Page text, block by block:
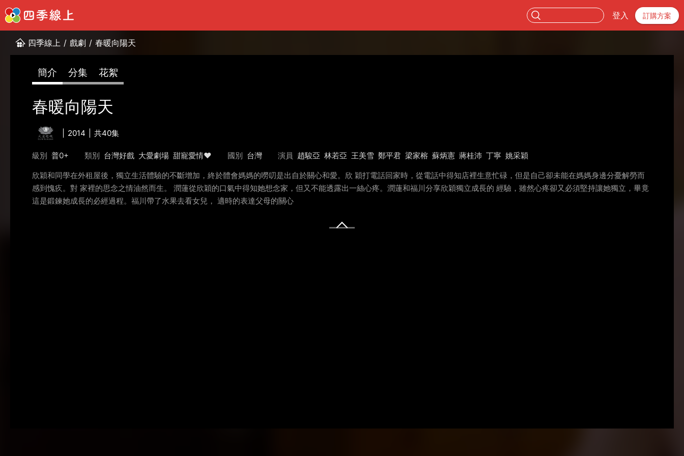
登入 訂購方案
四季線上 / 戲劇 / 春暖向陽天
簡介 分集 花絮
春暖向陽天
2014 共40集
級別 普0+ 類別 台灣好戲 大愛劇場 甜寵愛情❤️ 國別 台灣 演員 趙駿亞 林若亞 王美雪 鄭平君 梁家榕 蘇炳憲 蔣桂沛 丁寧 姚采穎
欣穎和同學在外租屋後，獨立生活體驗的不斷增加，終於體會媽媽的嘮叨是出自於關心和愛。欣 穎打電話回家時，從電話中得知店裡生意忙碌，但是自己卻未能在媽媽身邊分憂解勞而
感到愧疚。對 家裡的思念之情油然而生。 潤蓮從欣穎的口氣中得知她想念家，但又不能透露出一絲心疼。潤蓮和福川分享欣穎獨立成長的 經驗，雖然心疼卻又必須堅持讓她獨立，畢竟
這是鍛鍊她成長的必經過程。福川帶了水果去看女兒， 適時的表達父母的關心